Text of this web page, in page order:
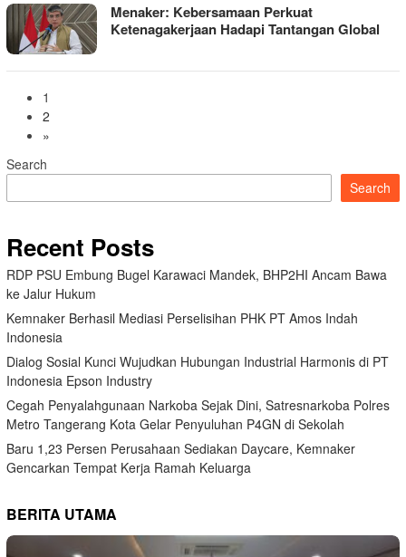
Menaker: Kebersamaan Perkuat
Ketenagakerjaan Hadapi Tantangan Global
1
2
»
Search
Search
Recent Posts
RDP PSU Embung Bugel Karawaci Mandek, BHP2HI Ancam Bawa
ke Jalur Hukum
Kemnaker Berhasil Mediasi Perselisihan PHK PT Amos Indah
Indonesia
Dialog Sosial Kunci Wujudkan Hubungan Industrial Harmonis di PT
Indonesia Epson Industry
Cegah Penyalahgunaan Narkoba Sejak Dini, Satresnarkoba Polres
Metro Tangerang Kota Gelar Penyuluhan P4GN di Sekolah
Baru 1,23 Persen Perusahaan Sediakan Daycare, Kemnaker
Gencarkan Tempat Kerja Ramah Keluarga
BERITA UTAMA